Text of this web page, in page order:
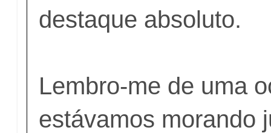
destaque absoluto.
Lembro-me de uma
estávamos morando